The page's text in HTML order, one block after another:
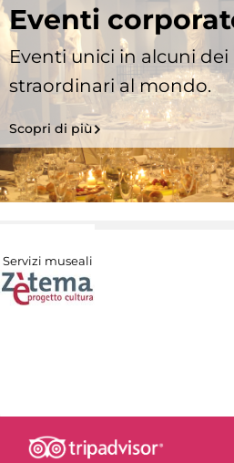
Eventi
Eventi unici in alcuni
straordinari al mondo.
Scopri di più
Servizi museali